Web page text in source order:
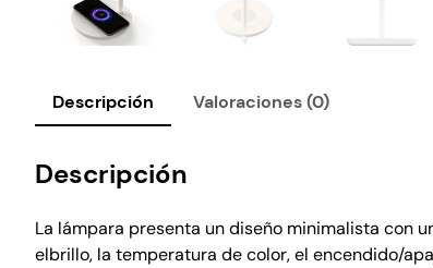
Descripción Valoraciones (0)
Descripción
La lámpara presenta un diseño minimalista con
elbrillo, la temperatura de color, el encendido/